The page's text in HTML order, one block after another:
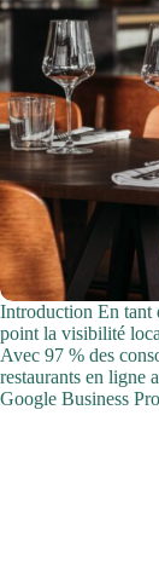
Introduction En tant
point la visibilité
Avec 97 % des
restaurants en ligne
Google Business